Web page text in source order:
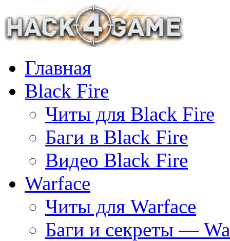
Главная
Black Fire
Читы для Black Fire
Баги в Black Fire
Видео Black Fire
Warface
Читы для Warface
Баги и секреты —